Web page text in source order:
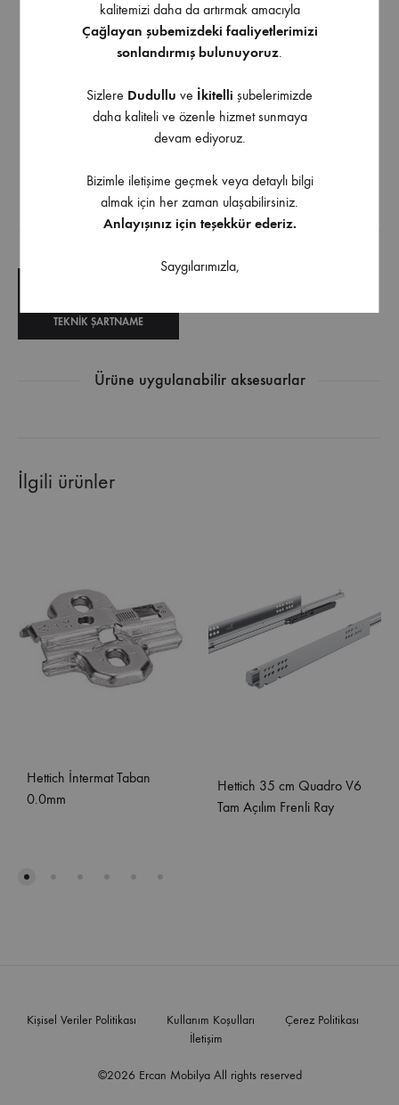
Kırma kol sayesinde masayı duvara sabitleyip kapalı
konumda yerden tasarruf sağlar.
Kırma masa konsolunun metal ve sağlam bir yapısı
20 – 30 – 40 – 50 cm ölçüler ve diğer renk
seçenekleri için bizimle iletişime geçebilirsiniz
İndirilebilir İçerik
TEKNIK ŞARTNAME
Ürüne uygulanabilir aksesuarlar
İlgili ürünler
Hettich İntermat Taban
0.0mm
Hettich 35 cm Quadro V6
Tam Açılım Frenli Ray
©2026 Ercan Mobilya All rights reserved
Kişisel Veriler Politikası Kullanım Koşulları
Çerez Politikası
İletişim
kalitemizi daha da artırmak amacıyla
Çağlayan şubemizdeki faaliyetlerimizi
sonlandırmış bulunuyoruz.
Sizlere Dudullu ve İkitelli şubelerimizde
daha kaliteli ve özenle hizmet sunmaya
devam ediyoruz.
Bizimle iletişime geçmek veya detaylı bilgi
almak için her zaman ulaşabilirsiniz.
Anlayışınız için teşekkür ederiz.
Saygılarımızla,